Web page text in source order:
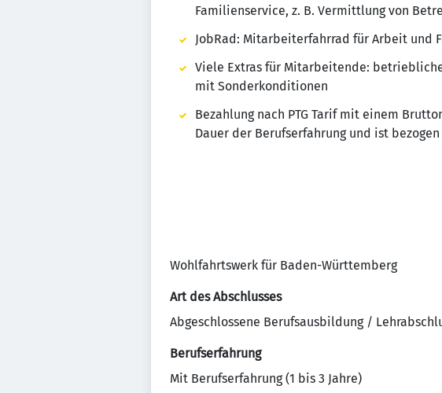
Familienservice, z. B. Vermittlung von
JobRad: Mitarbeiterfahrrad für Arbeit und
Viele Extras für Mitarbeitende:
mit Sonderkonditionen
Bezahlung nach PTG Tarif mit einem
Dauer der Berufserfahrung und ist
Wohlfahrtswerk für Baden-Württemberg
Art des Abschlusses
Abgeschlossene Berufsausbildung /
Berufserfahrung
Mit Berufserfahrung (1 bis 3 Jahre)